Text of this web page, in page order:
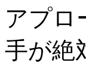
アプロ
手が絶